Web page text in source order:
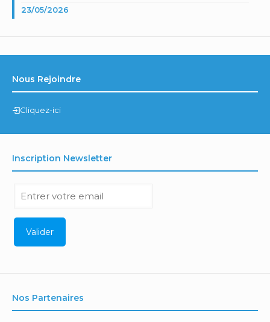
23/05/2026
Nous Rejoindre
Cliquez-ici
Inscription Newsletter
Nos Partenaires